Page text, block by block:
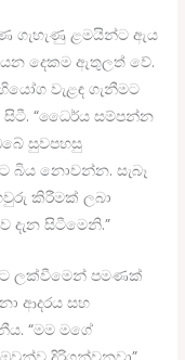
ගැහැණු ළමයින්ට ඇය
දෙකම ඇතුලත් වේ.
වැළඳ ගැනීමට
සිටී. “ධෛර්ය සම්පන්න
සුවපහසු
බිය නොවන්න. සැබෑ
කිරීමක් ලබා
සිටීමෙනි.”
ලක්වීමෙන් පමණක්
ආදරය සහ
“මම මගේ